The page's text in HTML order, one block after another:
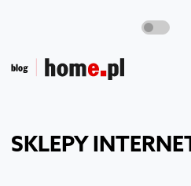
SKLEPY